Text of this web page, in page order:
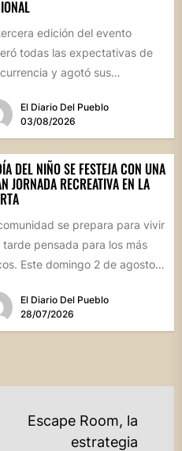
edición del evento
todas las expectativas de
y agotó sus
el...
El Diario Del Pueblo
03/08/2026
DEL NIÑO SE FESTEJA CON UNA
JORNADA RECREATIVA EN LA
se prepara para vivir
tarde pensada para los más
Este domingo 2 de agosto,
El Diario Del Pueblo
28/07/2026
Escape Room, la
estrategia